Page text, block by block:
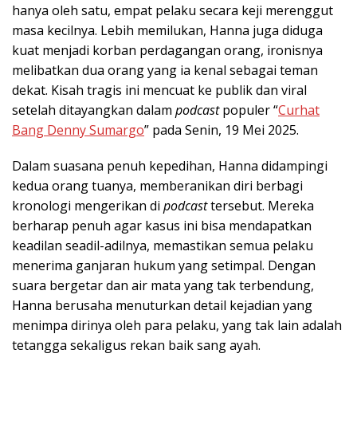
hanya oleh satu, empat pelaku secara keji merenggut
masa kecilnya. Lebih memilukan, Hanna juga diduga
kuat menjadi korban perdagangan orang, ironisnya
melibatkan dua orang yang ia kenal sebagai teman
dekat. Kisah tragis ini mencuat ke publik dan viral
setelah ditayangkan dalam podcastpopuler “Curhat
Bang Denny Sumargo” pada Senin, 19 Mei 2025.
Dalam suasana penuh kepedihan, Hanna didampingi
kedua orang tuanya, memberanikan diri berbagi
kronologi mengerikan di podcasttersebut. Mereka
berharap penuh agar kasus ini bisa mendapatkan
keadilan seadil-adilnya, memastikan semua pelaku
menerima ganjaran hukum yang setimpal. Dengan
suara bergetar dan air mata yang tak terbendung,
Hanna berusaha menuturkan detail kejadian yang
menimpa dirinya oleh para pelaku, yang tak lain adalah
tetangga sekaligus rekan baik sang ayah.